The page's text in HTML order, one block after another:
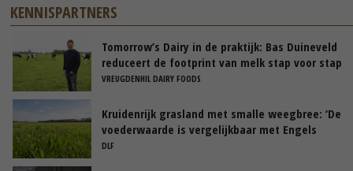
KENNISPARTNERS
Tomorrow’s Dairy in de praktijk: Bas Duineveld
reduceert de footprint van melk stap voor stap
VREUGDENHIL DAIRY FOODS
Kruidenrijk grasland met smalle weegbree: ‘De
voederwaarde is vergelijkbaar met Engels
raaigras’
DLF